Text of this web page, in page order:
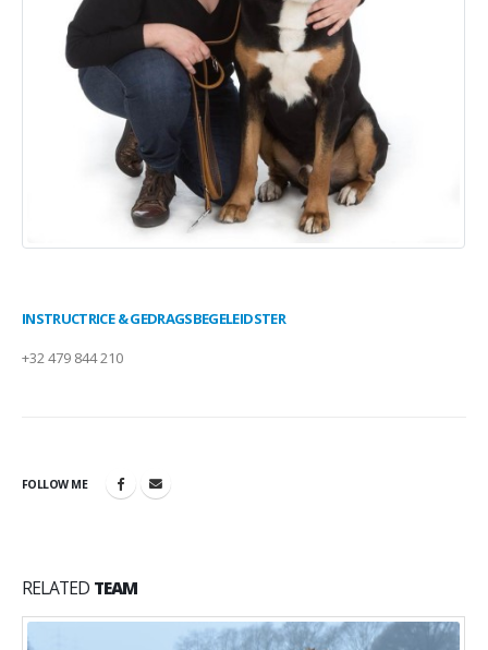
INSTRUCTRICE & GEDRAGSBEGELEIDSTER
+32 479 844 210
FOLLOW ME
RELATED TEAM